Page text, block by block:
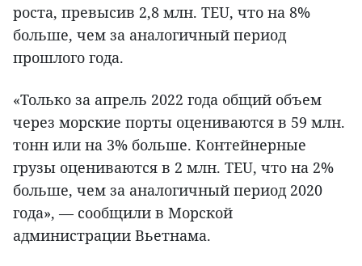
роста, превысив 2,8 млн. TEU, что на 8%
больше, чем за аналогичный период
прошлого года.
«Только за апрель 2022 года общий объем
через морские порты оцениваются в 59 млн.
тонн или на 3% больше. Контейнерные
грузы оцениваются в 2 млн. TEU, что на 2%
больше, чем за аналогичный период 2020
года», — сообщили в Морской
администрации Вьетнама.